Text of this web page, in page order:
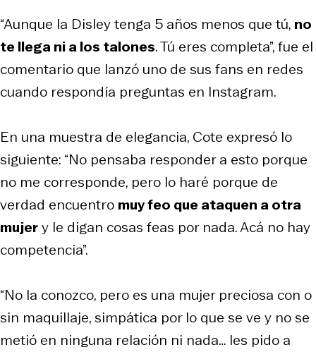
“Aunque la Disley tenga 5 años menos que tú, no
te llega ni a los talones. Tú eres completa”, fue el
comentario que lanzó uno de sus fans en redes
cuando respondía preguntas en Instagram.
En una muestra de elegancia, Cote expresó lo
siguiente: “No pensaba responder a esto porque
no me corresponde, pero lo haré porque de
verdad encuentro muy feo que ataquen a otra
mujery le digan cosas feas por nada. Acá no hay
competencia”.
“No la conozco, pero es una mujer preciosa con o
sin maquillaje, simpática por lo que se ve y no se
metió en ninguna relación ni nada… les pido a